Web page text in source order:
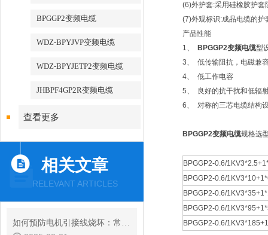
BPGGP2变频电缆
WDZ-BPYJVP变频电缆
WDZ-BPYJETP2变频电缆
JHBPF4GP2R变频电缆
查看更多
相关文章
RELEVANT ARTICLES
如何预防电机引接线烧坏：常见问题解析
(6)外护套:采用硅橡胶护
(7)外观标识:成品电缆的
产品性能
1、
BPGGP2变频电缆型
3、 低传输阻抗，电磁兼
4、 低工作电容
5、 良好的抗干扰和低辐
6、 对称的三芯电缆结构
BPGGP2变频电缆规格选
BPGGP2-0.6/
BPGGP2-0.6/
BPGGP2-0.6/
BPGGP2-0.6/
BPGGP2-0.6/